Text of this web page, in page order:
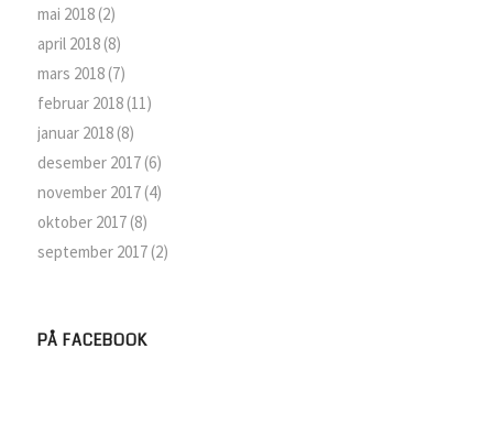
mai 2018(2)
april 2018(8)
mars 2018(7)
februar 2018(11)
januar 2018(8)
desember 2017(6)
november 2017(4)
oktober 2017(8)
september 2017(2)
PÅ FACEBOOK